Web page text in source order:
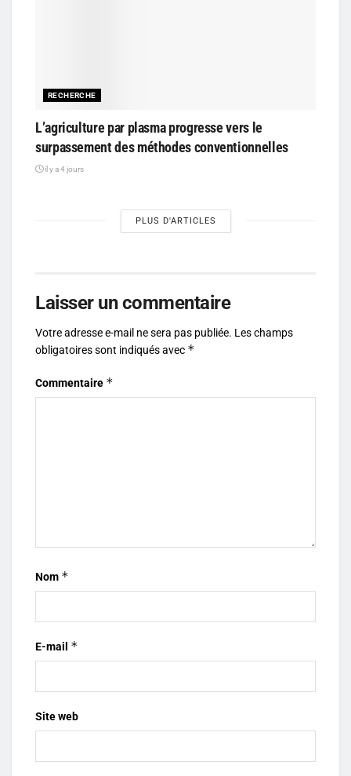
RECHERCHE
L’agriculture par plasma progresse vers le
surpassement des méthodes conventionnelles
il y a 4 jours
PLUS D'ARTICLES
Laisser un commentaire
Votre adresse e-mail ne sera pas publiée. Les champs
obligatoires sont indiqués avec *
Commentaire *
Nom *
E-mail *
Site web